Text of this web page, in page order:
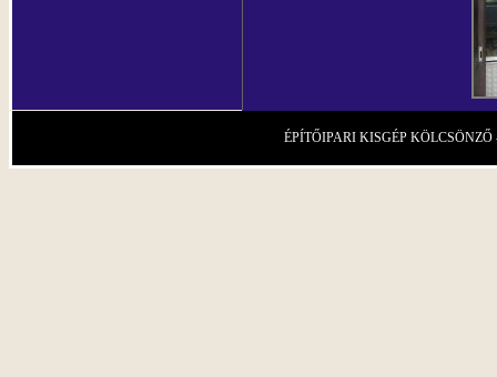
ÉPÍTŐIPARI KISGÉP KÖLCSÖNZŐ